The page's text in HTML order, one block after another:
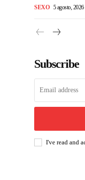
SEXO 5 agosto, 2026
Subscribe
I've read and